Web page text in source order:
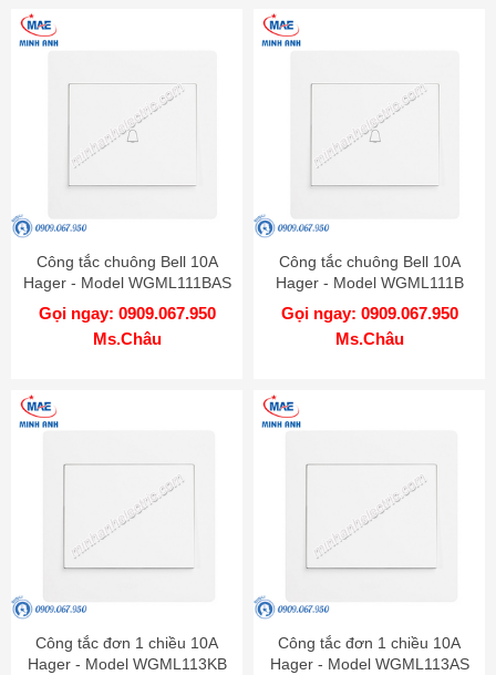
Công tắc chuông Bell 10A
Hager - Model WGML111BAS
Gọi ngay: 0909.067.950
Ms.Châu
Công tắc chuông Bell 10A
Hager - Model WGML111B
Gọi ngay: 0909.067.950
Ms.Châu
Công tắc đơn 1 chiều 10A
Hager - Model WGML113KB
Công tắc đơn 1 chiều 10A
Hager - Model WGML113AS